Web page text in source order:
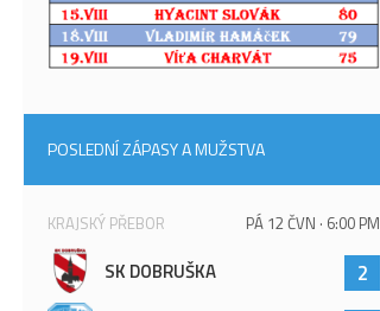
POSLEDNÍ ZÁPASY A MUŽSTVA
KRAJSKÝ PŘEBOR PÁ 12 ČVN · 6:00 PM
SK DOBRUŠKA 2